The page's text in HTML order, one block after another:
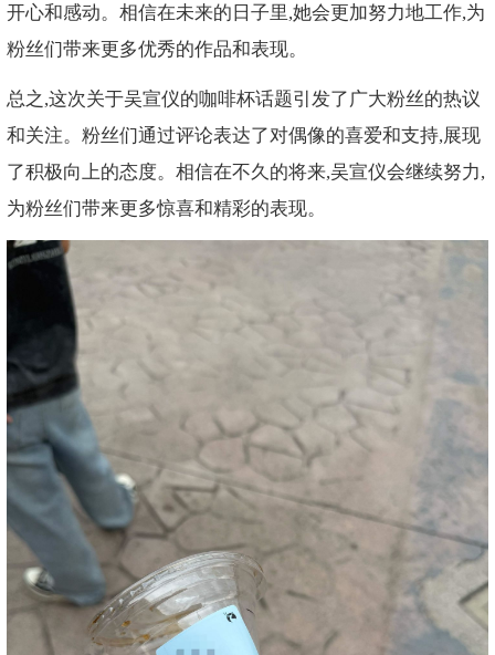
开心和感动。相信在未来的日子里,她会更加努力地工作,为
粉丝们带来更多优秀的作品和表现。
总之,这次关于吴宣仪的咖啡杯话题引发了广大粉丝的热议
和关注。粉丝们通过评论表达了对偶像的喜爱和支持,展现
了积极向上的态度。相信在不久的将来,吴宣仪会继续努力,
为粉丝们带来更多惊喜和精彩的表现。